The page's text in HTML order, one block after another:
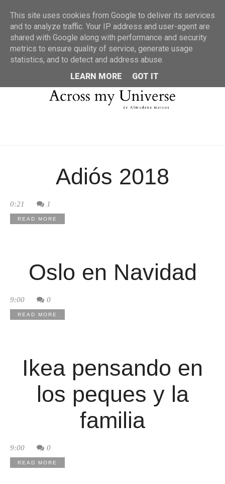
MENU
Adiós 2018
0:21 1
READ MORE
Oslo en Navidad
9:00 0
READ MORE
Ikea pensando en
los peques y la
familia
9:00 0
READ MORE
This site uses cookies from Google to deliver its services
and to analyze traffic. Your IP address and user-agent are
shared with Google along with performance and security
metrics to ensure quality of service, generate usage
statistics, and to detect and address abuse.
LEARN MORE
GOT IT